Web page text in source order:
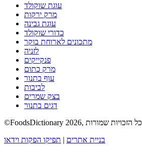
עוגת שוקולד
מרק ירקות
עוגת גבינה
כדורי שוקולד
מתכונים לארוחת בוקר
לזניה
פנקייקים
מרק כתום
עוף בתנור
לביבות
בצק שמרים
דגים בתנור
©FoodsDictionary 2026, כל הזכויות שמורות
בניית אתרים | תפיקו הפקות וידאו